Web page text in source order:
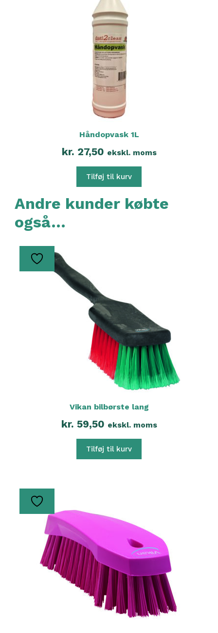
Håndopvask 1L
kr. 27,50 ekskl. moms
Tilføj til kurv
Andre kunder købte
også…
Vikan bilbørste lang
kr. 59,50 ekskl. moms
Tilføj til kurv